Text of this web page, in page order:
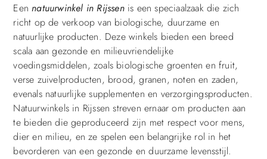
Eennatuurwinkel in Rijssenis een speciaalzaak die zich
richt op de verkoop van biologische, duurzame en
natuurlijke producten. Deze winkels bieden een breed
scala aan gezonde en milieuvriendelijke
voedingsmiddelen, zoals biologische groenten en fruit,
verse zuivelproducten, brood, granen, noten en zaden,
evenals natuurlijke supplementen en verzorgingsproducten.
Natuurwinkels in Rijssen streven ernaar om producten aan
te bieden die geproduceerd zijn met respect voor mens,
dier en milieu, en ze spelen een belangrijke rol in het
bevorderen van een gezonde en duurzame levensstijl.